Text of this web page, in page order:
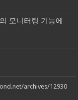
모니터링 기능에
archives/12930